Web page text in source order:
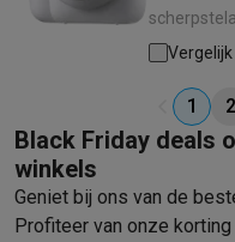
flits: Ja |
Vergelijk
1 2
Black Friday deals
winkels
Geniet bij ons van de
Profiteer van onze